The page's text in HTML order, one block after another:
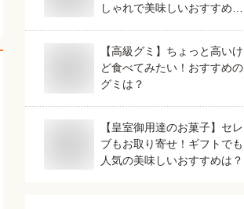
しゃれで美味しいおすすめ
【高級グミ】ちょっと高いけ
ど食べてみたい！おすすめの
グミは？
【皇室御用達のお菓子】セレ
ブもお取り寄せ！ギフトでも
人気の美味しいおすすめは？